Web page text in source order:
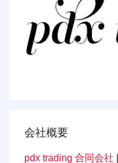
会社概要
pdx trading 合同会社